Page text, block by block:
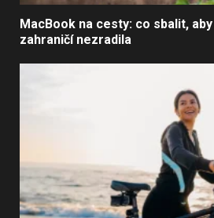
MacBook na cesty: co sbalit,
zahraničí nezradila